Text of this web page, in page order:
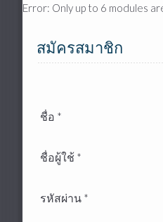
Error: Only up to 6 modules
สมัครสมาชิก
ชื่อ *
ชื่อผู้ใช้ *
รหัสผ่าน *